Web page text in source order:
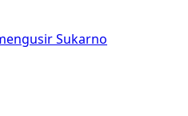
Sukarno